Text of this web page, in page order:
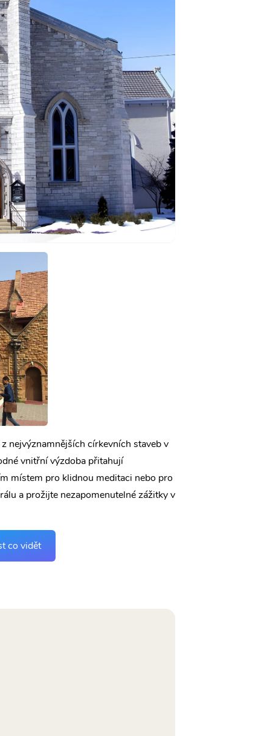
nejvýznamnějších církevních staveb v
vnitřní výzdoba přitahují
místem pro klidnou meditaci nebo pro
a prožijte nezapomenutelné zážitky v
co vidět